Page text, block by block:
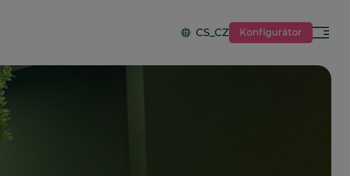
CS_CZ Konfigurátor
Menu